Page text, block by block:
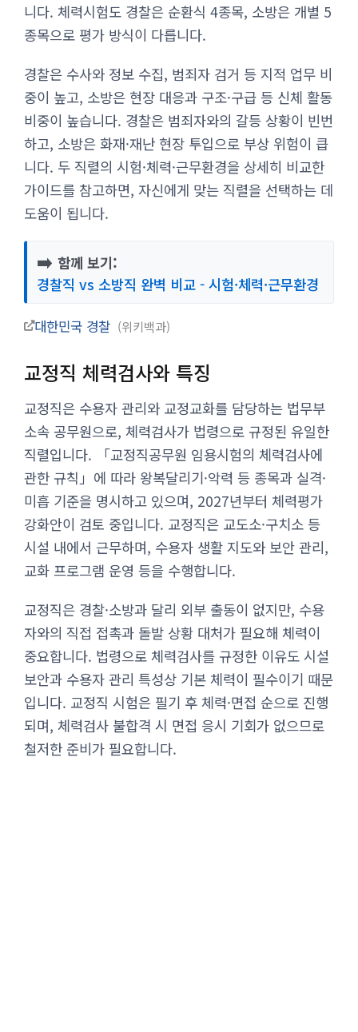
니다. 체력시험도 경찰은 순환식 4종목, 소방은 개별 5
종목으로 평가 방식이 다릅니다.
경찰은 수사와 정보 수집, 범죄자 검거 등 지적 업무 비
중이 높고, 소방은 현장 대응과 구조·구급 등 신체 활동
비중이 높습니다. 경찰은 범죄자와의 갈등 상황이 빈번
하고, 소방은 화재·재난 현장 투입으로 부상 위험이 큽
니다. 두 직렬의 시험·체력·근무환경을 상세히 비교한
가이드를 참고하면, 자신에게 맞는 직렬을 선택하는 데
도움이 됩니다.
➡️ 함께 보기:
경찰직 vs 소방직 완벽 비교 - 시험·체력·근무환경
대한민국 경찰 위키백과
교정직 체력검사와 특징
교정직은 수용자 관리와 교정교화를 담당하는 법무부
소속 공무원으로, 체력검사가 법령으로 규정된 유일한
직렬입니다. 「교정직공무원 임용시험의 체력검사에
관한 규칙」에 따라 왕복달리기·악력 등 종목과 실격·
미흡 기준을 명시하고 있으며, 2027년부터 체력평가
강화안이 검토 중입니다. 교정직은 교도소·구치소 등
시설 내에서 근무하며, 수용자 생활 지도와 보안 관리,
교화 프로그램 운영 등을 수행합니다.
교정직은 경찰·소방과 달리 외부 출동이 없지만, 수용
자와의 직접 접촉과 돌발 상황 대처가 필요해 체력이
중요합니다. 법령으로 체력검사를 규정한 이유도 시설
보안과 수용자 관리 특성상 기본 체력이 필수이기 때문
입니다. 교정직 시험은 필기 후 체력·면접 순으로 진행
되며, 체력검사 불합격 시 면접 응시 기회가 없으므로
철저한 준비가 필요합니다.